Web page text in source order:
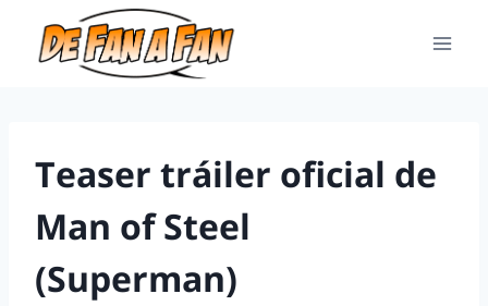
Teaser tráiler oficial de
Man of Steel
(Superman)